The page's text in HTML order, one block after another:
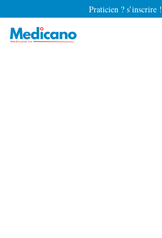
Praticien ? s’inscrire !